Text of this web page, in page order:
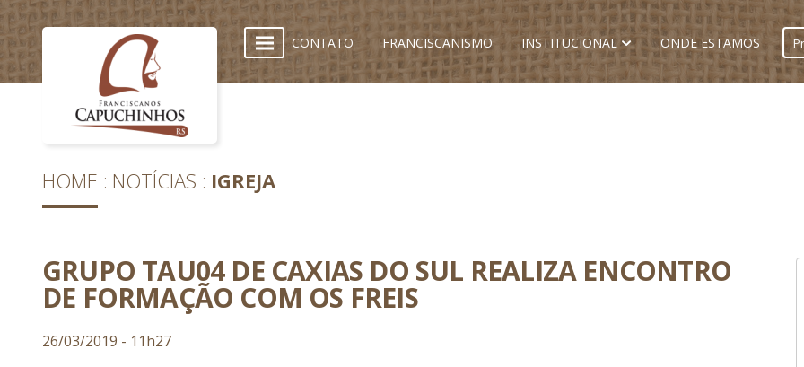
CONTATO FRANCISCANISMO INSTITUCIONAL ONDE ESTAMOS
HOME NOTÍCIAS IGREJA
GRUPO TAU04 DE CAXIAS DO SUL REALIZA ENCONTRO
DE FORMAÇÃO COM OS FREIS
26/03/2019 - 11h27